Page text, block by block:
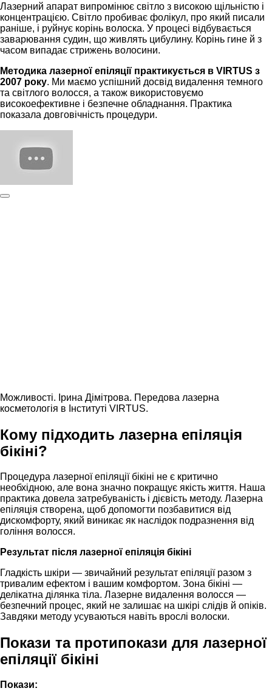
Лазерний апарат випромінює світло з високою щільністю і
концентрацією. Світло пробиває фолікул, про який писали
раніше, і руйнує корінь волоска. У процесі відбувається
заварювання судин, що живлять цибулину. Корінь гине й з
часом випадає стрижень волосини.
Методика лазерної епіляції практикується в VIRTUS з
2007 року. Ми маємо успішний досвід видалення темного
та світлого волосся, а також використовуємо
високоефективне і безпечне обладнання. Практика
показала довговічність процедури.
Можливості. Ірина Дiмiтрова. Передова лазерна
косметологія в Інституті VIRTUS.
Кому підходить лазерна епіляція
бікіні?
Процедура лазерної епіляції бікіні не є критично
необхідною, але вона значно покращує якість життя. Наша
практика довела затребуваність і дієвість методу. Лазерна
епіляція створена, щоб допомогти позбавитися від
дискомфорту, який виникає як наслідок подразнення від
гоління волосся.
Результат після лазерної епіляція бікіні
Гладкість шкіри — звичайний результат епіляції разом з
тривалим ефектом і вашим комфортом. Зона бікіні —
делікатна ділянка тіла. Лазерне видалення волосся —
безпечний процес, який не залишає на шкірі слідів й опіків.
Завдяки методу усуваються навіть врослі волоски.
Покази та протипокази для лазерної
епіляції бікіні
Покази: